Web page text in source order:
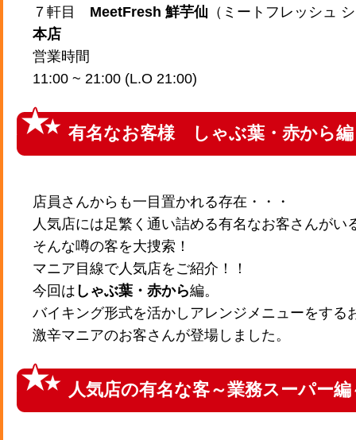
７軒目 MeetFresh 鮮芋仙 （ミートフレッシュ
本店
営業時間
11:00 ~ 21:00 (L.O 21:00)
有名なお客様 しゃぶ葉・赤から編
店員さんからも一目置かれる存在・・・
人気店には足繁く通い詰める有名なお客さんがい
そんな噂の客を大捜索！
マニア目線で人気店をご紹介！！
今回は しゃぶ葉・赤から編。
バイキング形式を活かしアレンジメニューをする
激辛マニアのお客さんが登場しました。
人気店の有名な客～業務スーパー編